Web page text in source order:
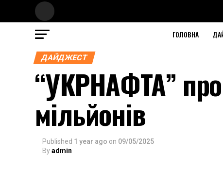
ГОЛОВНА
ДАЙДЖЕСТ
“УКРНАФТА”
мільйонів
Published 1 year ago on 09/05/2025
Byadmin